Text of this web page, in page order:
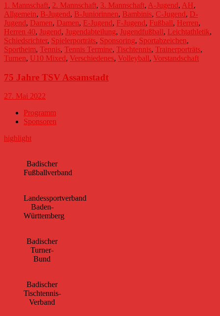
1. Mannschaft, 2. Mannschaft, 3. Mannschaft, A-Jugend, AH,
Allgemein, B-Jugend, B-Juniorinnen, Bambinis, C-Jugend, D-
Jugend, Damen, Damen, E-Jugend, F-Jugend, Fußball, Herren,
Herren 40, Jugend, Jugendabteilung, Jugendfußball, Leichtathletik,
Schiedsrichter, Spielerporträts, Sponsoring, Sportabzeichen,
Sportheim, Tennis, Tennis Termine, Tischtennis, Trainerporträts,
Turnen, U10 Mixed, Verschiedenes, Volleyball, Vorstandschaft
75 Jahre TSV Assamstadt
27. Mai 2022
Programm
Sponsoren
highlight
Badischer
Fußballverband
Landessportverband
Baden-
Württemberg
Badischer
Turner-
Bund
Badischer
Tischtennis-
Verband